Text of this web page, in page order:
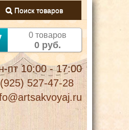
Поиск товаров
0 товаров
0 руб.
пт 10:00 - 17:00
527-47-28